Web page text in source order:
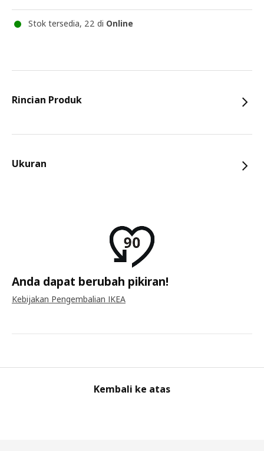
Stok tersedia, 22 di Online
Rincian Produk
Ukuran
Anda dapat berubah pikiran!
Kebijakan Pengembalian IKEA
Kembali ke atas